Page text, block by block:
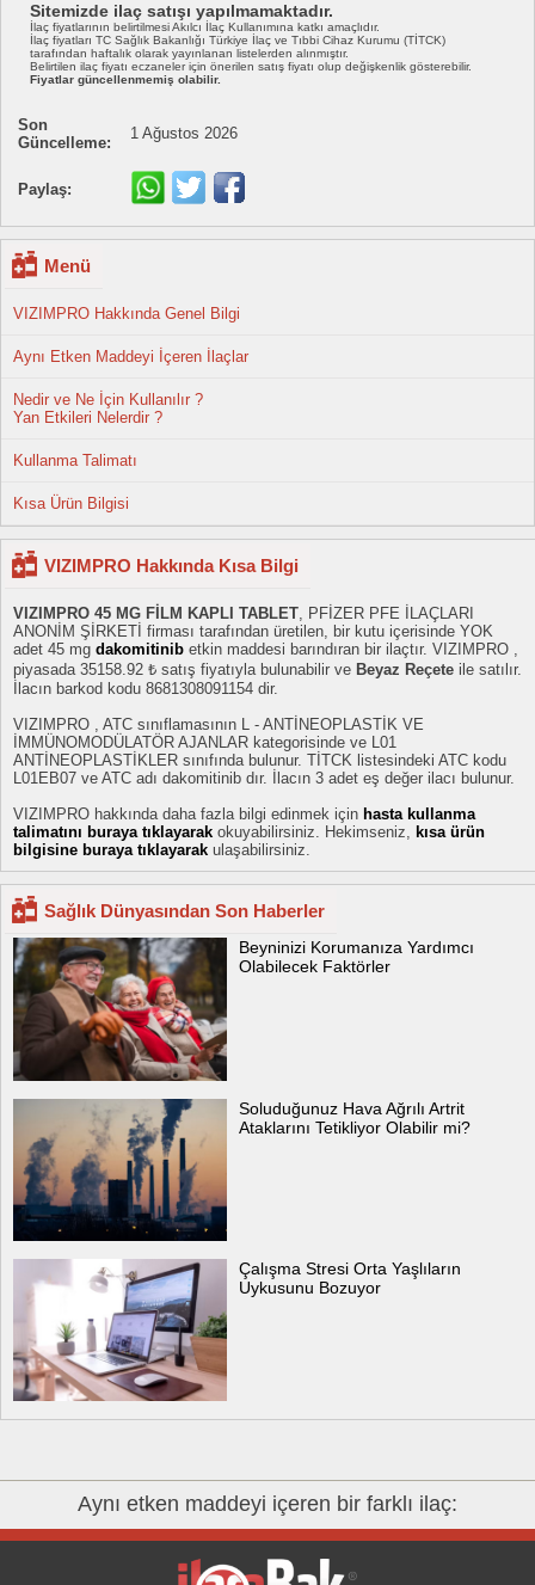
Sitemizde ilaç satışı yapılmamaktadır.
İlaç fiyatlarının belirtilmesi Akılcı İlaç Kullanımına katkı amaçlıdır.
İlaç fiyatları TC Sağlık Bakanlığı Türkiye İlaç ve Tıbbi Cihaz Kurumu (TİTCK)
tarafından haftalık olarak yayınlanan listelerden alınmıştır.
Belirtilen ilaç fiyatı eczaneler için önerilen satış fiyatı olup değişkenlik gösterebilir.
Fiyatlar güncellenmemiş olabilir.
Son
Güncelleme:
1 Ağustos 2026
Paylaş:
Menü
VIZIMPRO Hakkında Genel Bilgi
Aynı Etken Maddeyi İçeren İlaçlar
Nedir ve Ne İçin Kullanılır ?
Yan Etkileri Nelerdir ?
Kullanma Talimatı
Kısa Ürün Bilgisi
VIZIMPRO Hakkında Kısa Bilgi
VIZIMPRO 45 MG FİLM KAPLI TABLET, PFİZER PFE İLAÇLARI
ANONİM ŞİRKETİ firması tarafından üretilen, bir kutu içerisinde YOK
adet 45 mg dakomitinib etkin maddesi barındıran bir ilaçtır. VIZIMPRO ,
piyasada 35158.92 ₺ satış fiyatıyla bulunabilir ve Beyaz Reçete ile satılır.
İlacın barkod kodu 8681308091154 dir.
VIZIMPRO , ATC sınıflamasının L - ANTİNEOPLASTİK VE
İMMÜNOMODÜLATÖR AJANLAR kategorisinde ve L01
ANTİNEOPLASTİKLER sınıfında bulunur. TİTCK listesindeki ATC kodu
L01EB07 ve ATC adı dakomitinib dır. İlacın 3 adet eş değer ilacı bulunur.
VIZIMPRO hakkında daha fazla bilgi edinmek için hasta kullanma
talimatını buraya tıklayarak okuyabilirsiniz. Hekimseniz, kısa ürün
bilgisine buraya tıklayarak ulaşabilirsiniz.
Sağlık Dünyasından Son Haberler
Beyninizi Korumanıza Yardımcı
Olabilecek Faktörler
Soluduğunuz Hava Ağrılı Artrit
Ataklarını Tetikliyor Olabilir mi?
Çalışma Stresi Orta Yaşlıların
Uykusunu Bozuyor
Aynı etken maddeyi içeren bir farklı ilaç: